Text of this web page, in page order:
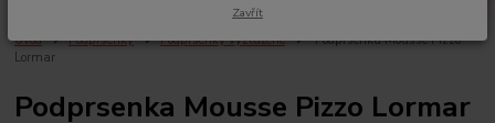
Úvod Podprsenky Podprsenky vyztužené
Podprsenka Mousse Pizzo
Lormar
Podprsenka Mousse Pizzo Lormar
Zavřít